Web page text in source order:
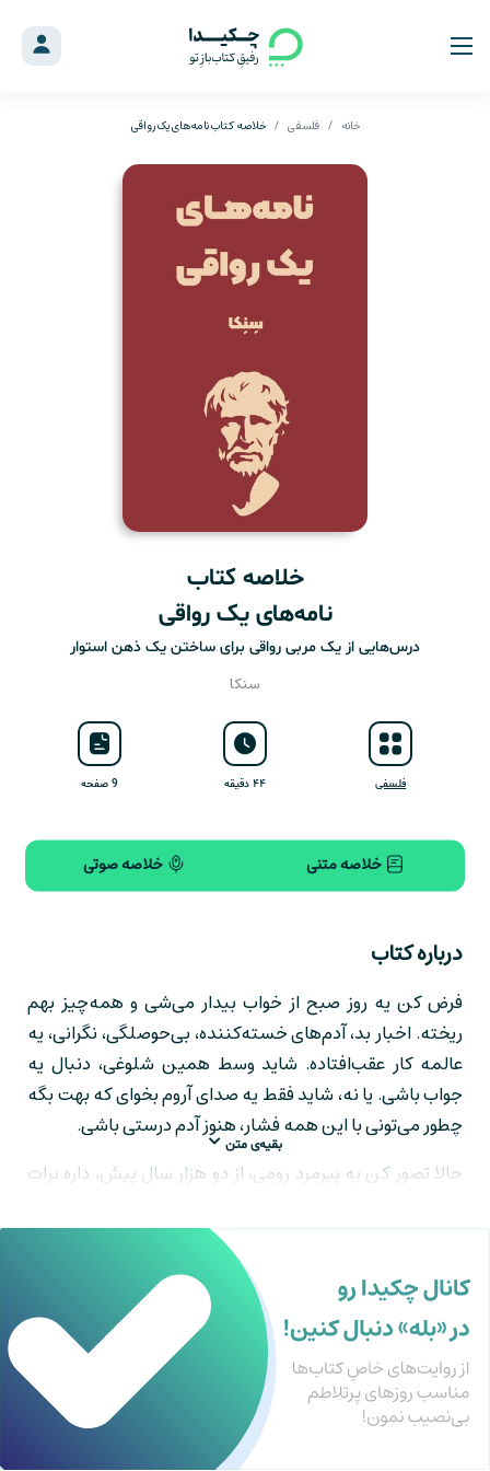
خانه فلسفی خلاصه کتاب نامه‌های یک رواقی
خلاصه کتاب
نامه‌های یک رواقی
درس‌هایی از یک مربی رواقی برای ساختن یک ذهن استوار
سنکا
فلسفی ۴۴ دقیقه 9 صفحه
خلاصه متنی خلاصه صوتی
درباره کتاب
فرض کن یه روز صبح از خواب بیدار می‌شی و همه‌چیز بهم
ریخته. اخبار بد، آدم‌های خسته‌کننده، بی‌حوصلگی، نگرانی، یه
عالمه کار عقب‌افتاده. شاید وسط همین شلوغی، دنبال یه
جواب باشی. یا نه، شاید فقط یه صدای آروم بخوای که بهت بگه
چطور می‌تونی با این همه فشار، هنوز آدم درستی باشی.
حالا تصور کن یه پیرمرد رومی، از دو هزار سال پیش، داره برات
مثل یه دوست عاقل، آروم و شمرده. نه فقط برای اینکه چیزی
یادت بده، بلکه برای اینکه کمکت کنه آروم‌تر، محکم‌تر و
معنا‌محورتر زندگی کنی. اون پیرمرد، لوسیوس آنايوس سِنِکا
هست و اون نامه‌ها، توی یه کتاب جمع شدن به اسم نامه‌های
یک رواقی.
کتاب نامه‌های یک رواقی بیشتر از یه کتاب فلسفیه. این کتاب،
یه جور پناهگاه ذهنیه. جایی برای وقت‌هایی که نمی‌دونی
بقیه‌ی متن